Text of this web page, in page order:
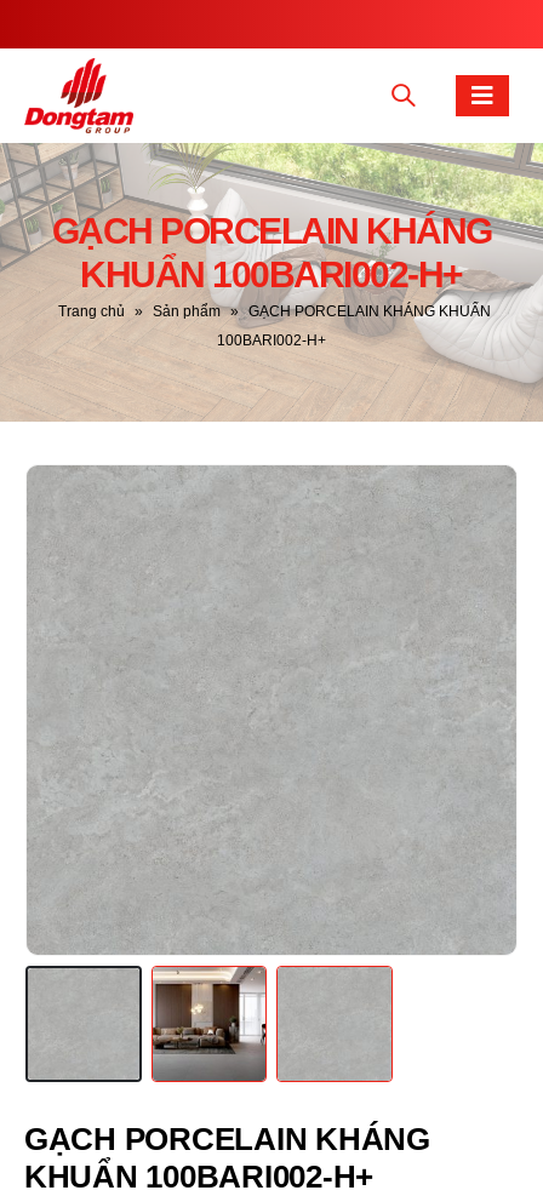
GẠCH PORCELAIN KHÁNG
KHUẨN 100BARI002-H+
Trang chủ » Sản phẩm » GẠCH PORCELAIN KHÁNG KHUẨN
100BARI002-H+
GẠCH PORCELAIN KHÁNG
KHUẨN 100BARI002-H+